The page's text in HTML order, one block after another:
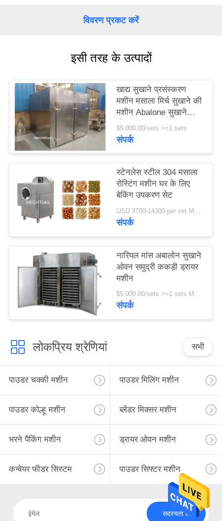
PRIVACY
POLICY
विवरण प्रकट करें
इसी तरह के उत्पादों
खाद्य सुखाने प्रसंस्करण
मशीन मसाला मिर्च सुखाने की
मशीन Abalone सुखाने
ओवन समुद्र
$5,000.00/sets >=1 sets
संपर्क
स्टेनलेस स्टील 304 मसाला
रोस्टिंग मशीन घर के लिए
बेकिंग उपकरण सेट
USD 3700-14300 per set MOQ:एक सेट
संपर्क
नारियल मांस अबालोन सुखाने
ओवन समुद्री ककड़ी ड्रायर
मशीन
$5,000.00/sets >=1 sets MOQ:एक सेट
संपर्क
लोकप्रिय श्रेणियां सभी
पाउडर चक्की मशीन पाउडर मिलिंग मशीन
पाउडर कोल्हू मशीन ब्लेंडर मिक्सर मशीन
भरने पैकिंग मशीन ड्रायर ओवन मशीन
कन्वेयर फीडर सिस्टम पाउडर सिफ्टर मशीन
सदस्यता लें